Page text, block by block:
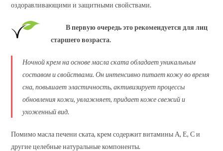
оздоравливающими и защитными свойствами.
В первую очередь это рекомендуется для лиц
старшего возраста.
Ночной крем на основе масла ската обладает уникальным
составом и свойствами. Он интенсивно питает кожу во время
сна, повышает эластичность, активизирует процессы
обновления кожи, увлажняет, придает коже свежий и
ухоженный вид.
Помимо масла печени ската, крем содержит витамины А, Е, С и
другие целебные натуральные компоненты.